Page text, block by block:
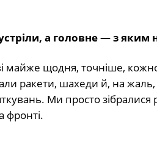
а головне — з яким
майже щодня, точніше,
ракети, шахеди й, на
Ми просто
фронті.